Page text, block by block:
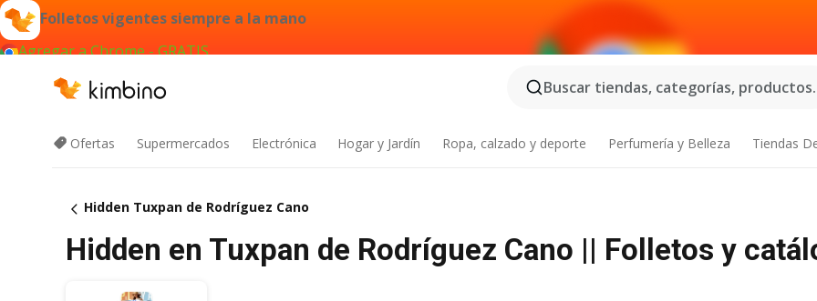
Folletos vigentes siempre a la mano
Agregar a Chrome - GRATIS
Buscar tiendas, categorías,
Ofertas Supermercados Electrónica Hogar y Jardín Ropa, calzado y deporte Perfumería y Belleza Tiendas
Hidden Tuxpan de Rodríguez Cano
Hidden en Tuxpan de Rodríguez Cano || Folletos y